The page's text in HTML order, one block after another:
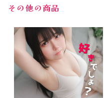
その他の商品